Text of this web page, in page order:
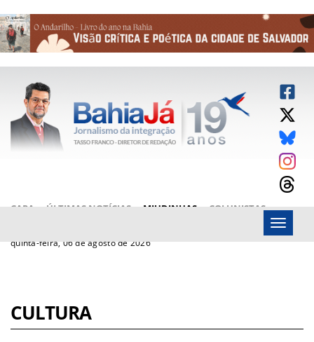
CAPA ÚLTIMAS NOTÍCIAS MIUDINHAS
COLUNISTAS
quinta-feira, 06 de agosto de 2026
Menu
CULTURA